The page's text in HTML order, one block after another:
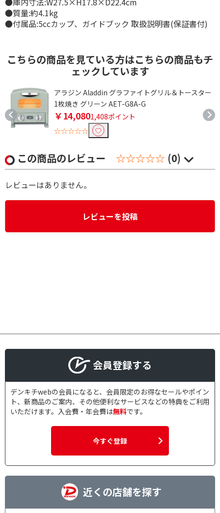
●質量:約4.1kg
●付属品:5ccカップ、ガイドブック 取扱説明書(保証書付)
こちらの商品を見ている方はこちらの商品もチ
ェックしています
アラジン Aladdin グラファイトグリル＆トースター
1枚焼き グリーン AET-G8A-G
￥14,0801,408ポイント
☆☆☆☆☆
この商品のレビュー ☆☆☆☆☆ (0)
レビューはありません。
レビューを投稿
会員登録する
デンキチwebの会員になると、会員限定のお得なセールやポイン
ト、新商品のご案内、その他便利なサービスなどの特典をご利用
いただけます。入会費・年会費は無料です。
今すぐ登録
近くの店舗を探す